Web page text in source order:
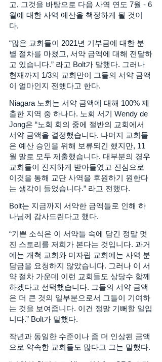
고, 그것을 바탕으로 다음 사역 연도 7월 - 6
월에 대한 사역 예산을 책정하게 될 것이
다.
“많은 교회들이 2021년 기부금에 대한 분
별 절차를 마쳤고, 서약 금액에 대해 전달하
고 있습니다.” 라고 Bolt가 말했다. 그러나
현재까지 1/3의 교회만이 그들의 서약 금액
이 얼마인지 전했다고 한다.
Niagara 노회는 서약 금액에 대해 100% 제
출한 지역 중 하나다. 노회 서기 Wendy de
Jong은 “노회 회의 중에 절반의 교회에서
서약 금액을 결정했습니다. 나머지 교회들
은 예산 승인을 위해 보류되긴 했지만, 11
월 말로 모두 제출했습니다. 대부분의 경우
교회들이 진지하게 받아들였고 진심으로
이것을 통해 교단 사역을 후원하기 원한다
는 생각이 들었습니다.” 라고 전했다.
Bolt는 지금까지 서약한 금액들로 인해 하
나님께 감사드린다고 했다.
“기쁜 소식은 이 서약들 속에 담긴 정말 멋
진 스토리를 저희가 본다는 것입니다. 과거
에는 개척 교회와 미자립 교회에는 사역 분
담금을 요청하지 않았습니다. 그러나 이 서
약 절차 가운데 이런 교회들도 상당수 함께
하겠다고 선택했습니다. 그들의 서약 금액
은 더 큰 것의 일부분으로서 그들이 기여하
는 것을 보여줍니다. 이건 정말 기뻐할 일입
니다.” Bolt가 말했다.
작년과 동일한 수준이나 좀 더 인상된 금액
으로 약속한 교회들도 많다고 그는 말했다.